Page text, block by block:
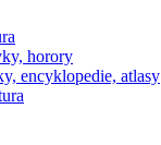
horory
encyklopedie, atlasy